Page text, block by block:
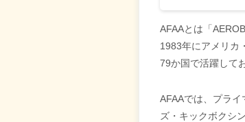
AFAAとは「
1983年にアメリカ
79か国で活躍して
AFAAでは、プラ
ズ・キックボクシ